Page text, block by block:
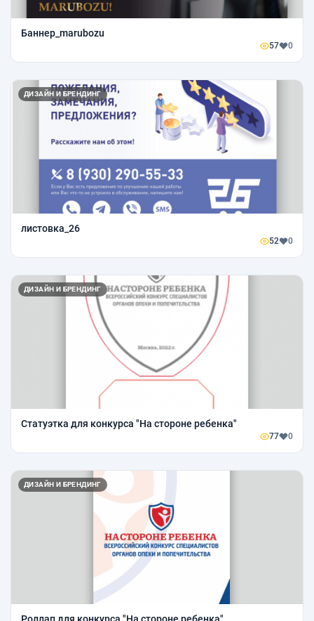
Баннер_marubozu
57 0
ДИЗАЙН И БРЕНДИНГ
листовка_26
52 0
ДИЗАЙН И БРЕНДИНГ
Статуэтка для конкурса "На стороне ребенка"
77 0
ДИЗАЙН И БРЕНДИНГ